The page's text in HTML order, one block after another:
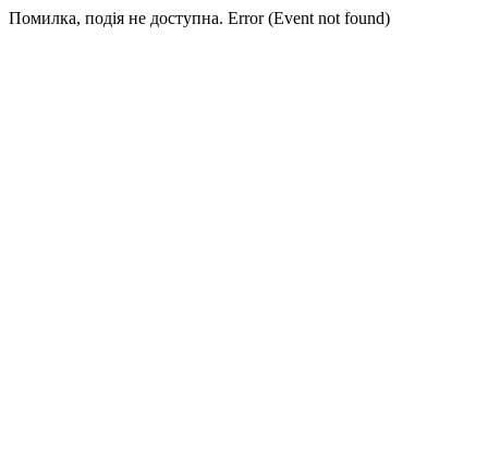
Помилка, подія не доступна. Error (Event not found)